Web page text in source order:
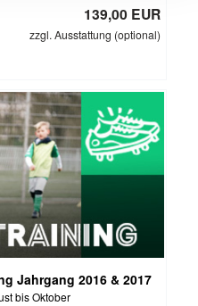
139,00 EUR
zzgl. Ausstattung (optional)
Jahrgang 2016 & 2017
bis Oktober